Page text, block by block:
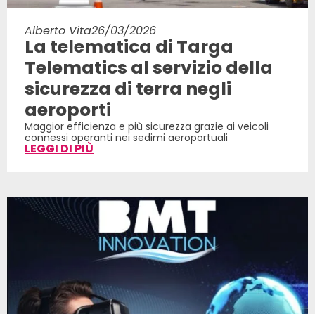
Alberto Vita26/03/2026
La telematica di Targa
Telematics al servizio della
sicurezza di terra negli
aeroporti
Maggior efficienza e più sicurezza grazie ai veicoli
connessi operanti nei sedimi aeroportuali
LEGGI DI PIÙ